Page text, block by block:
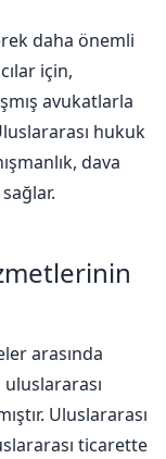
daha önemli
için,
avukatlarla
hukuk
dava
arasında
Uluslararası
ticarette